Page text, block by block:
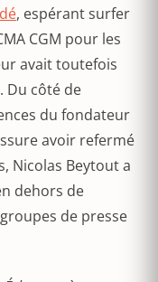
, espérant surfer
CGM pour les
avait toutefois
Du côté de
du fondateur
avoir refermé
Nicolas Beytout a
dehors de
de presse